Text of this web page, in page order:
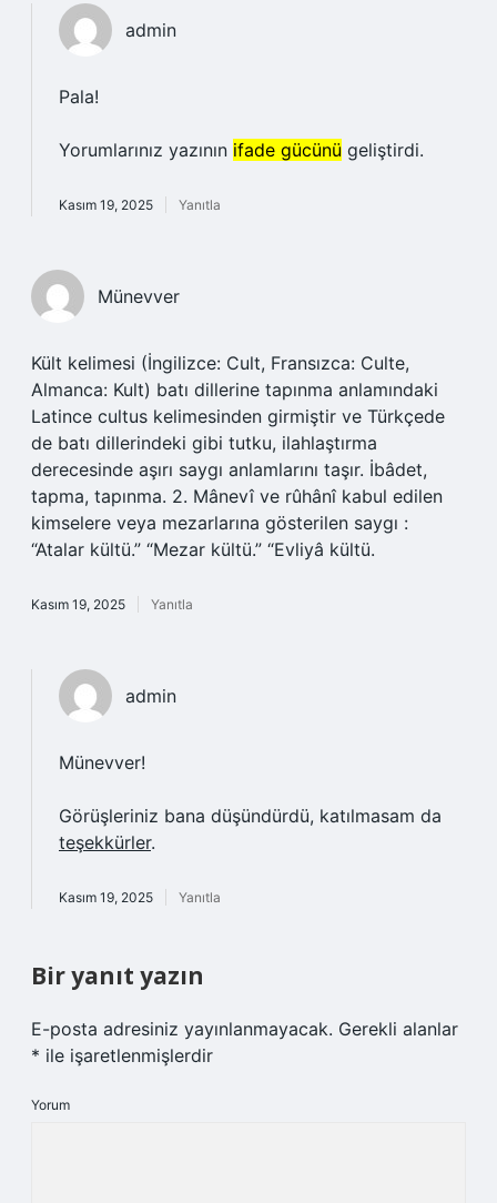
admin
Pala!
Yorumlarınız yazının ifade gücünü geliştirdi.
Kasım 19, 2025 Yanıtla
Münevver
Kült kelimesi (İngilizce: Cult, Fransızca: Culte,
Almanca: Kult) batı dillerine tapınma anlamındaki
Latince cultus kelimesinden girmiştir ve Türkçede
de batı dillerindeki gibi tutku, ilahlaştırma
derecesinde aşırı saygı anlamlarını taşır. İbâdet,
tapma, tapınma. 2. Mânevî ve rûhânî kabul edilen
kimselere veya mezarlarına gösterilen saygı :
“Atalar kültü.” “Mezar kültü.” “Evliyâ kültü.
Kasım 19, 2025 Yanıtla
admin
Münevver!
Görüşleriniz bana düşündürdü, katılmasam da
teşekkürler.
Kasım 19, 2025 Yanıtla
Bir yanıt yazın
E-posta adresiniz yayınlanmayacak. Gerekli alanlar
* ile işaretlenmişlerdir
Yorum